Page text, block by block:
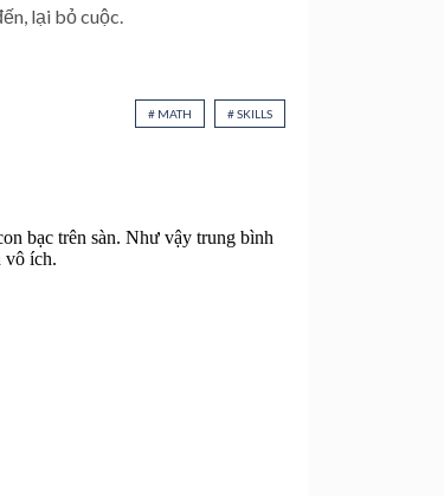
lại bỏ cuộc.
# MATH # SKILLS